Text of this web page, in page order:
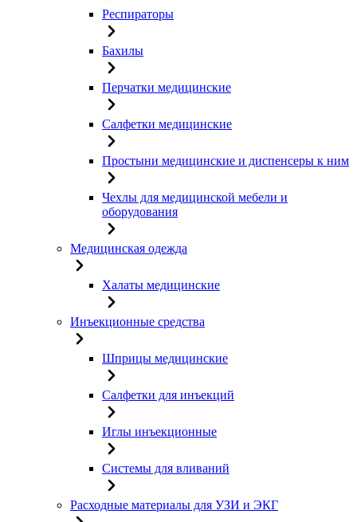
Респираторы
Бахилы
Перчатки медицинские
Салфетки медицинские
Простыни медицинские и диспенсеры к ним
Чехлы для медицинской мебели и
оборудования
Медицинская одежда
Халаты медицинские
Инъекционные средства
Шприцы медицинские
Салфетки для инъекций
Иглы инъекционные
Системы для вливаний
Расходные материалы для УЗИ и ЭКГ